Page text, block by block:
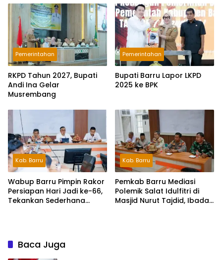
Pemerintahan
RKPD Tahun 2027, Bupati
Andi Ina Gelar
Musrembang
Pemerintahan
Bupati Barru Lapor LKPD
2025 ke BPK
Kab. Barru
Wabup Barru Pimpin Rakor
Persiapan Hari Jadi ke-66,
Tekankan Sederhana
Kab. Barru
Pemkab Barru Mediasi
Polemik Salat Idulfitri di
Masjid Nurut Tajdid, Ibadah
Baca Juga